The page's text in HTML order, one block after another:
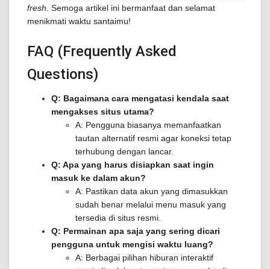
fresh . Semoga artikel ini bermanfaat dan selamat
menikmati waktu santaimu!
FAQ (Frequently Asked
Questions)
Q: Bagaimana cara mengatasi kendala saat
mengakses situs utama?
A: Pengguna biasanya memanfaatkan
tautan alternatif resmi agar koneksi tetap
terhubung dengan lancar.
Q: Apa yang harus disiapkan saat ingin
masuk ke dalam akun?
A: Pastikan data akun yang dimasukkan
sudah benar melalui menu masuk yang
tersedia di situs resmi.
Q: Permainan apa saja yang sering dicari
pengguna untuk mengisi waktu luang?
A: Berbagai pilihan hiburan interaktif